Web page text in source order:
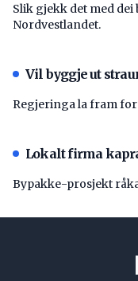
Slik gjekk det med
Nordvestlandet.
Vil byggje ut
Regjeringa la fram
Lokalt firma
Bypakke-prosjekt